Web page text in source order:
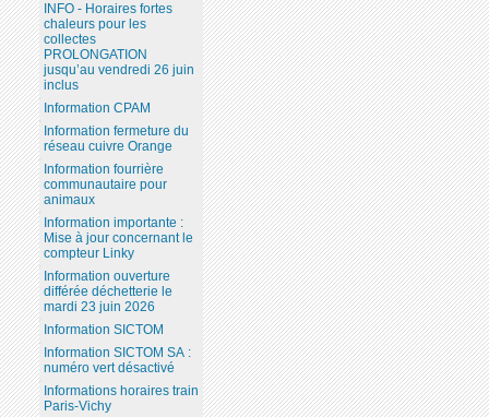
INFO - Horaires fortes
chaleurs pour les
collectes
PROLONGATION
jusqu’au vendredi 26 juin
inclus
Information CPAM
Information fermeture du
réseau cuivre Orange
Information fourrière
communautaire pour
animaux
Information importante :
Mise à jour concernant le
compteur Linky
Information ouverture
différée déchetterie le
mardi 23 juin 2026
Information SICTOM
Information SICTOM SA :
numéro vert désactivé
Informations horaires train
Paris-Vichy